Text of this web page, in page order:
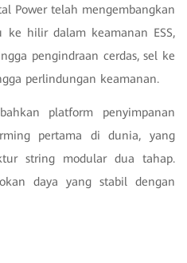
Power telah mengembangkan
hilir dalam keamanan ESS,
pengindraan cerdas, sel ke
perlindungan keamanan.
platform penyimpanan
pertama di dunia, yang
string modular dua tahap.
daya yang stabil dengan